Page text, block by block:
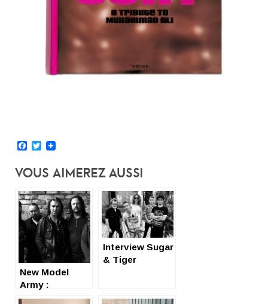
Facebook
Twitter
Vous Aimerez Aussi
New Model
Army :
interview et
Interview Sugar
& Tiger